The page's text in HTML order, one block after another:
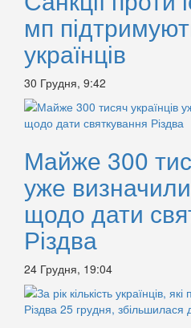
мп
українців
30 Грудня, 9:42
Майже 300
уже
щодо дати
Різдва
24 Грудня, 19:04